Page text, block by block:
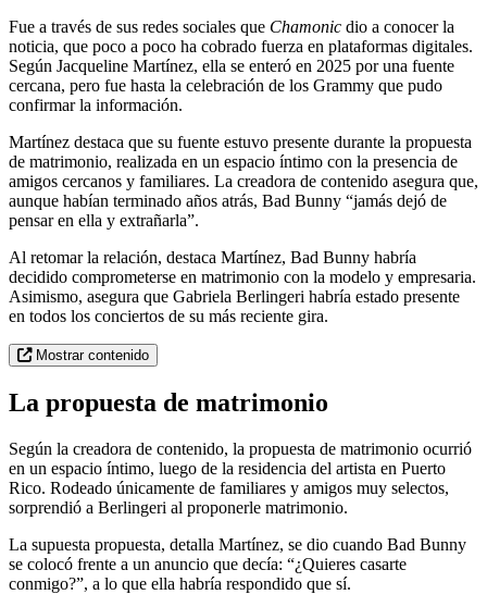
Fue a través de sus redes sociales que Chamonic dio a conocer la
noticia, que poco a poco ha cobrado fuerza en plataformas digitales.
Según Jacqueline Martínez, ella se enteró en 2025 por una fuente
cercana, pero fue hasta la celebración de los Grammy que pudo
confirmar la información.
Martínez destaca que su fuente estuvo presente durante la propuesta
de matrimonio, realizada en un espacio íntimo con la presencia de
amigos cercanos y familiares. La creadora de contenido asegura que,
aunque habían terminado años atrás, Bad Bunny “jamás dejó de
pensar en ella y extrañarla”.
Al retomar la relación, destaca Martínez, Bad Bunny habría
decidido comprometerse en matrimonio con la modelo y empresaria.
Asimismo, asegura que Gabriela Berlingeri habría estado presente
en todos los conciertos de su más reciente gira.
Mostrar contenido
La propuesta de matrimonio
Según la creadora de contenido, la propuesta de matrimonio ocurrió
en un espacio íntimo, luego de la residencia del artista en Puerto
Rico. Rodeado únicamente de familiares y amigos muy selectos,
sorprendió a Berlingeri al proponerle matrimonio.
La supuesta propuesta, detalla Martínez, se dio cuando Bad Bunny
se colocó frente a un anuncio que decía: “¿Quieres casarte
conmigo?”, a lo que ella habría respondido que sí.